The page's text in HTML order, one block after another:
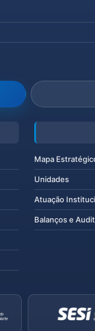
Mapa
Unidades
Atuação
Balanços e